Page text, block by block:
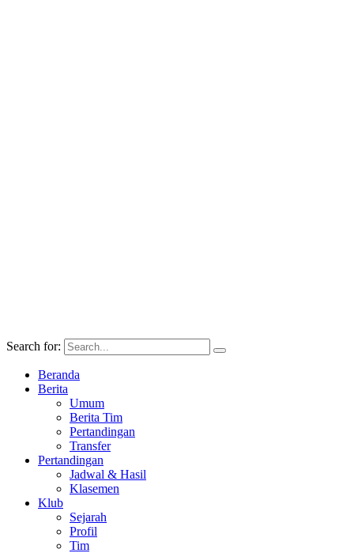
Search for:
Beranda
Berita
Umum
Berita Tim
Pertandingan
Transfer
Pertandingan
Jadwal & Hasil
Klasemen
Klub
Sejarah
Profil
Tim